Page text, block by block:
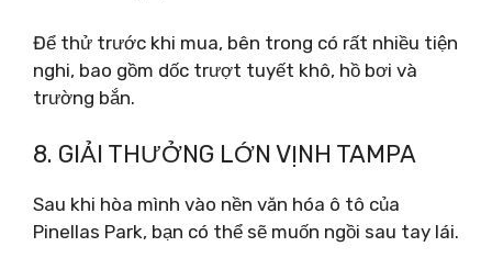
Để thử trước khi mua, bên trong có rất nhiều tiện
nghi, bao gồm dốc trượt tuyết khô, hồ bơi và
trường bắn.
8. GIẢI THƯỞNG LỚN VỊNH TAMPA
Sau khi hòa mình vào nền văn hóa ô tô của
Pinellas Park, bạn có thể sẽ muốn ngồi sau tay lái.